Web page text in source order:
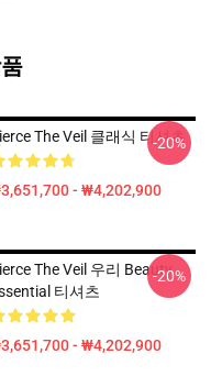
The Veil 클래식 티셔츠
- ₩4,202,900
-20%
The Veil 우리 Beauty
티셔츠
- ₩4,202,900
-20%